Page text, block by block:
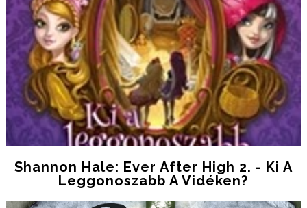
Shannon Hale: Ever After High 2. - Ki A
Leggonoszabb A Vidéken?